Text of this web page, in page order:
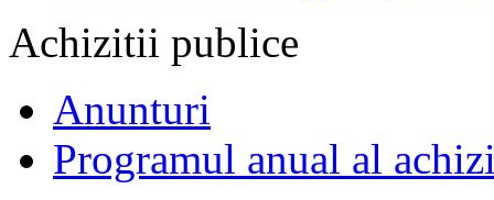
Achizitii publice
Anunturi
Programul anual al